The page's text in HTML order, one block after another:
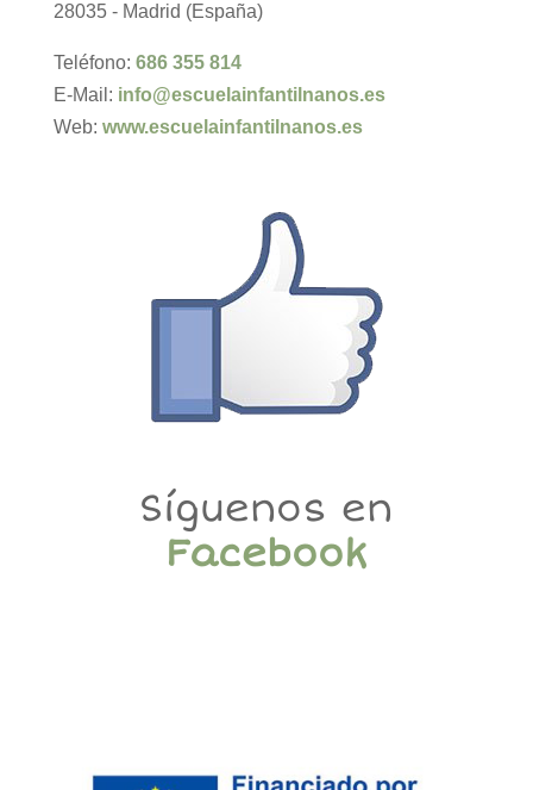
28035 - Madrid (España)
Teléfono: 686 355 814
E-Mail: info@escuelainfantilnanos.es
Web: www.escuelainfantilnanos.es
Síguenos en
Facebook